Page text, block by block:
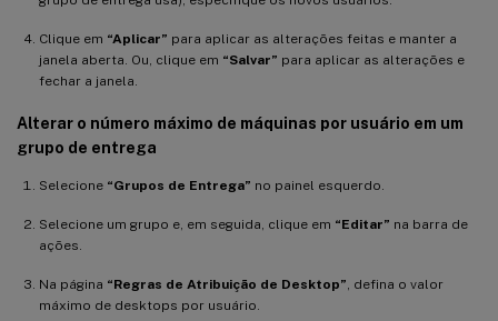
Clique em “Aplicar” para aplicar as alterações feitas e manter a
janela aberta. Ou, clique em “Salvar” para aplicar as alterações e
fechar a janela.
Alterar o número máximo de máquinas por usuário em um
grupo de entrega
Selecione “Grupos de Entrega” no painel esquerdo.
Selecione um grupo e, em seguida, clique em “Editar” na barra de
ações.
Na página “Regras de Atribuição de Desktop” , defina o valor
máximo de desktops por usuário.